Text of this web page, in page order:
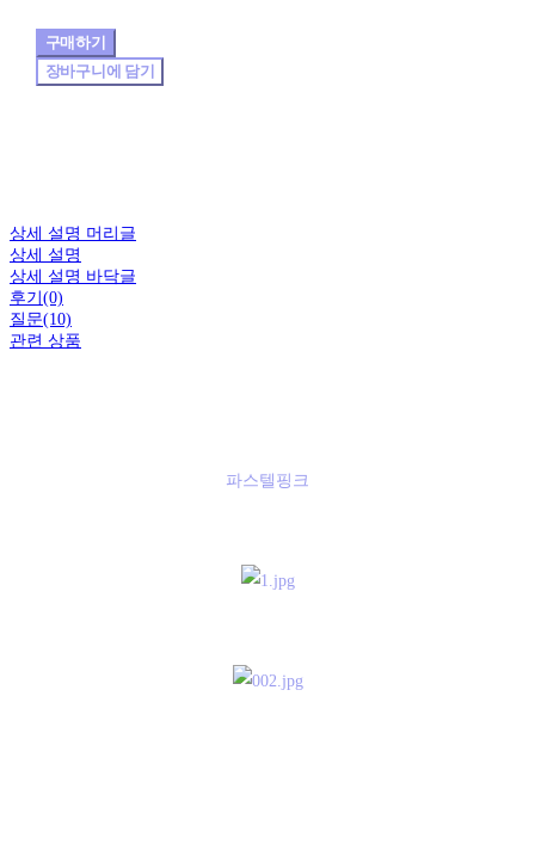
구매하기
장바구니에 담기
상세 설명 머리글
상세 설명
상세 설명 바닥글
후기(0)
질문(10)
관련 상품
파스텔핑크